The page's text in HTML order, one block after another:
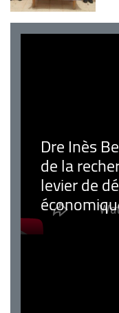
Dre Inès
de la
levier de